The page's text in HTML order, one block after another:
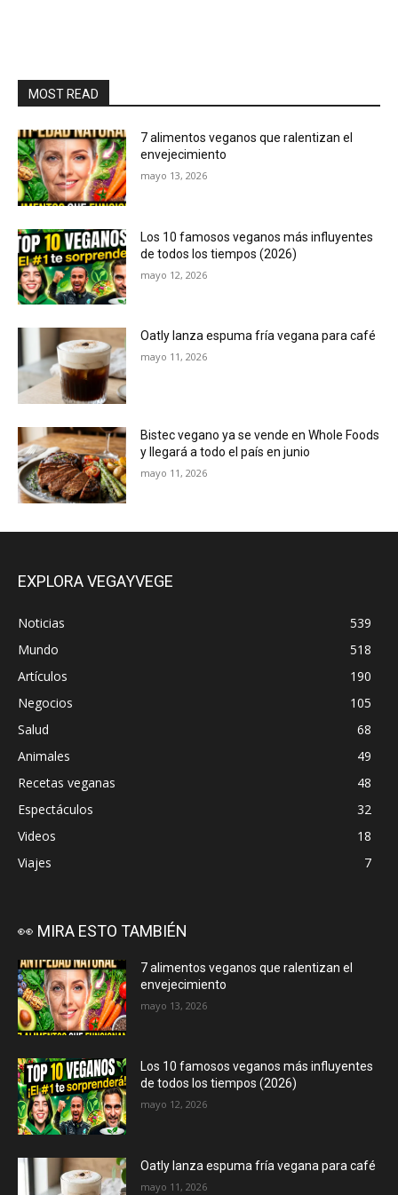
MOST READ
7 alimentos veganos que ralentizan el
envejecimiento
mayo 13, 2026
Los 10 famosos veganos más influyentes
de todos los tiempos (2026)
mayo 12, 2026
Oatly lanza espuma fría vegana para café
mayo 11, 2026
Bistec vegano ya se vende en Whole Foods
y llegará a todo el país en junio
mayo 11, 2026
EXPLORA VEGAYVEGE
Noticias
539
Mundo
518
Artículos
190
Negocios
105
Salud
68
Animales
49
Recetas veganas
48
Espectáculos
32
Videos
18
Viajes
7
👀 MIRA ESTO TAMBIÉN
7 alimentos veganos que ralentizan el
envejecimiento
mayo 13, 2026
Los 10 famosos veganos más influyentes
de todos los tiempos (2026)
mayo 12, 2026
Oatly lanza espuma fría vegana para café
mayo 11, 2026